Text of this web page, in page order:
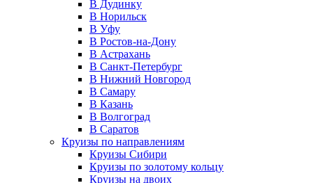
В Дудинку
В Норильск
В Уфу
В Ростов-на-Дону
В Астрахань
В Санкт-Петербург
В Нижний Новгород
В Самару
В Казань
В Волгоград
В Саратов
Круизы по направлениям
Круизы Сибири
Круизы по золотому кольцу
Круизы на двоих